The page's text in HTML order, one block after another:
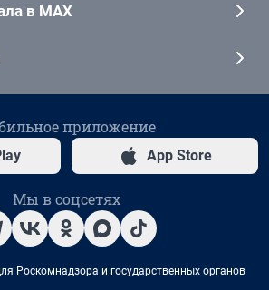
в MAX
приложение
App Store
Мы в соцсетях
Роскомнадзора и государственных органов